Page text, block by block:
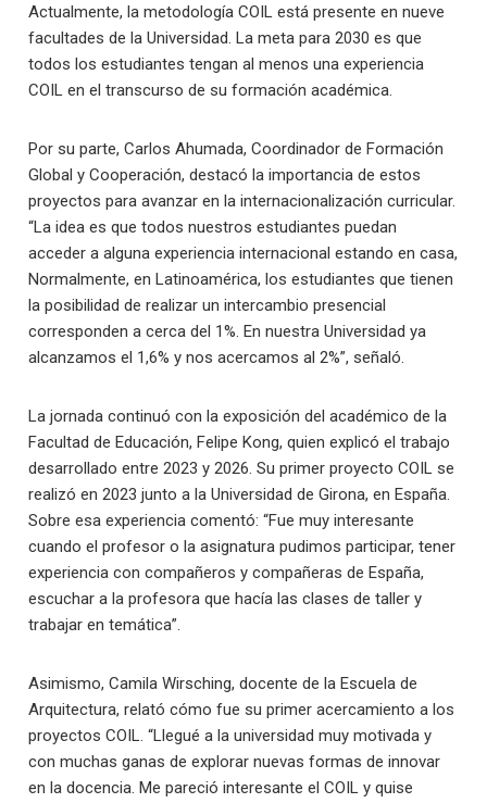
Actualmente, la metodología COIL está presente en nueve
facultades de la Universidad. La meta para 2030 es que
todos los estudiantes tengan al menos una experiencia
COIL en el transcurso de su formación académica.
Por su parte, Carlos Ahumada, Coordinador de Formación
Global y Cooperación, destacó la importancia de estos
proyectos para avanzar en la internacionalización curricular.
“La idea es que todos nuestros estudiantes puedan
acceder a alguna experiencia internacional estando en casa,
Normalmente, en Latinoamérica, los estudiantes que tienen
la posibilidad de realizar un intercambio presencial
corresponden a cerca del 1%. En nuestra Universidad ya
alcanzamos el 1,6% y nos acercamos al 2%”, señaló.
La jornada continuó con la exposición del académico de la
Facultad de Educación, Felipe Kong, quien explicó el trabajo
desarrollado entre 2023 y 2026. Su primer proyecto COIL se
realizó en 2023 junto a la Universidad de Girona, en España.
Sobre esa experiencia comentó: “Fue muy interesante
cuando el profesor o la asignatura pudimos participar, tener
experiencia con compañeros y compañeras de España,
escuchar a la profesora que hacía las clases de taller y
trabajar en temática”.
Asimismo, Camila Wirsching, docente de la Escuela de
Arquitectura, relató cómo fue su primer acercamiento a los
proyectos COIL. “Llegué a la universidad muy motivada y
con muchas ganas de explorar nuevas formas de innovar
en la docencia. Me pareció interesante el COIL y quise